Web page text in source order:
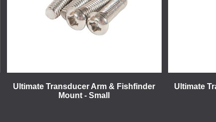
Ultimate Transducer Arm & Fishfinder
Mount - Small
Ultimate